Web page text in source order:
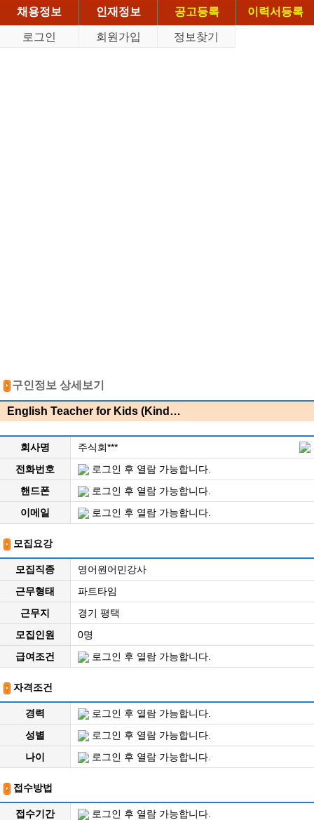
채용정보
인재정보 공고등록
이력서등록
로그인
회원가입 정보찾기
구인정보 상세보기
English Teacher for Kids (Kind…
회사명
주식회***
전화번호
로그인 후 열람 가능합니다.
핸드폰
로그인 후 열람 가능합니다.
이메일
로그인 후 열람 가능합니다.
모집요강
모집직종
영어원어민강사
근무형태
파트타임
근무지
경기 평택
모집인원
0명
급여조건
로그인 후 열람 가능합니다.
자격조건
경력
로그인 후 열람 가능합니다.
성별
로그인 후 열람 가능합니다.
나이
로그인 후 열람 가능합니다.
접수방법
접수기간 로그인 후 열람 가능합니다.